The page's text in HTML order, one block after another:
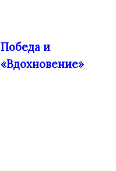
Победа и
«Вдохновение»